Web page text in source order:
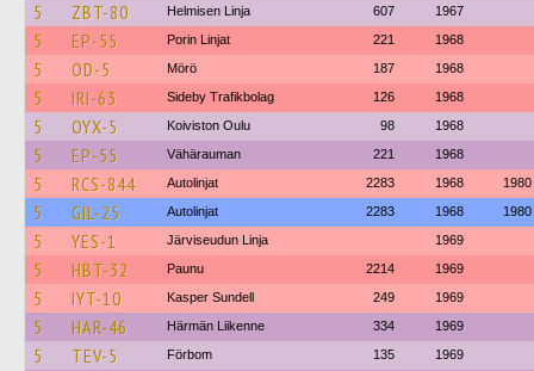
5 ZBT-80 Helmisen Linja 607 1967
5 EP-55 Porin Linjat 221 1968
5 OD-5 Mörö 187 1968
5 IRI-63 Sideby Trafikbolag 126 1968
5 OYX-5 Koiviston Oulu 98 1968
5 EP-55 Vähärauman 221 1968
5 RCS-844 Autolinjat 2283 1968 1980
5 GIL-25 Autolinjat 2283 1968 1980
5 YES-1 Järviseudun Linja 1969
5 HBT-32 Paunu 2214 1969
5 IYT-10 Kasper Sundell 249 1969
5 HAR-46 Härmän Liikenne 334 1969
5 TEV-5 Förbom 135 1969